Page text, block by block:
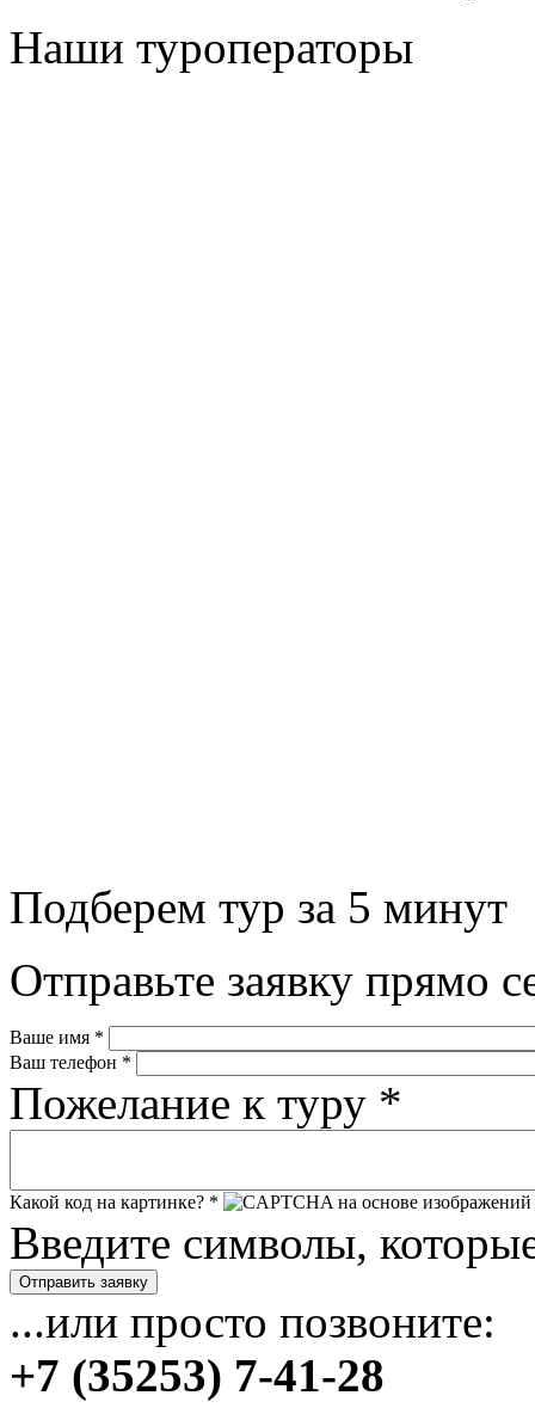
Наши туроператоры
Подберем тур за 5 минут
Отправьте заявку прямо
Ваше имя *
Ваш телефон *
Пожелание к туру *
Какой код на картинке? *
Введите символы,
...или просто позвоните:
+7 (35253) 7-41-28